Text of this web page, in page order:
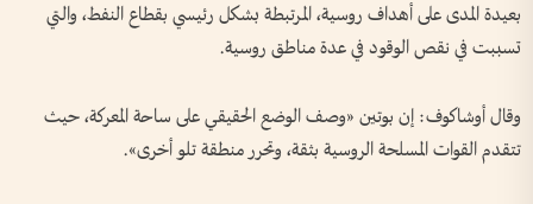
بعيدة المدى على أهداف روسية، المرتبطة بشكل رئيسي بقطاع النفط، والتي
تسببت في نقص الوقود في عدة مناطق روسية.
وقال أوشاكوف: إن بوتين «وصف الوضع الحقيقي على ساحة المعركة، حيث
تتقدم القوات المسلحة الروسية بثقة، وتحرر منطقة تلو أخرى».